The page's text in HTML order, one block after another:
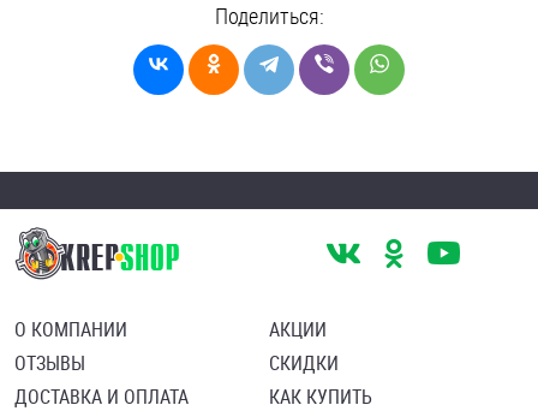
Поделиться:
О КОМПАНИИ
ОТЗЫВЫ
ДОСТАВКА И ОПЛАТА
АКЦИИ
СКИДКИ
КАК КУПИТЬ